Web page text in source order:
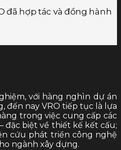
đã hợp tác và đồng hành
với hàng nghìn dự án
đến nay VRO tiếp tục là lựa
trong việc cung cấp các
đặc biệt về thiết kế kết cấu;
cứu phát triển công nghệ
ngành xây dựng.